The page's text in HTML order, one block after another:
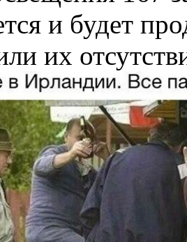
и будет
их